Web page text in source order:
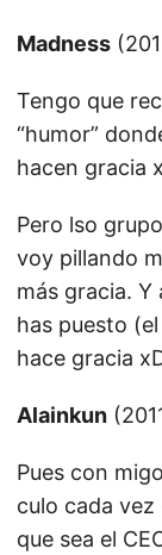
Madness
Tengo que
“humor”
hacen gracia
Pero lso
voy pillando
más gracia. Y
has puesto
hace gracia
Alainkun
Pues con
culo cada vez
que sea el